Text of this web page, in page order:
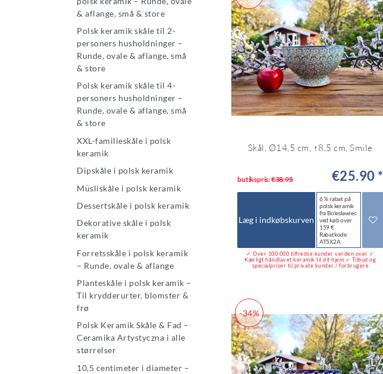
& aflange, små & store
Polsk keramik skåle til 2-
personers husholdninger –
Runde, ovale & aflange, små
& store
Polsk keramik skåle til 4-
personers husholdninger –
Runde, ovale & aflange, små
& store
XXL-familieskåle i polsk
keramik
Dipskåle i polsk keramik
Müsliskåle i polsk keramik
Dessertskåle i polsk keramik
Dekorative skåle i polsk
keramik
Forretsskåle i polsk keramik
– Runde, ovale & aflange
Planteskåle i polsk keramik –
Til krydderurter, blomster &
frø
Polsk Keramik Skåle & Fad –
Ceramika Artystyczna i alle
størrelser
10,5 centimeter i diameter –
Skål, Ø14,5 cm, ↑8,5 cm, Smile
butikspris:€38.95 €25.90 *
Læg i indkøbskurven
6 % rabat på
polsk keramik
fra Bolesławiec
ved køb over
159 €
Rabatkode:
AT5X2A
✓ Over 100.000 tilfredse kunder verden over ✓
Kærligt håndlavet keramik til dit hjem ✓ Tilbud og
specialpriser til private kunder / forbrugere
-34%